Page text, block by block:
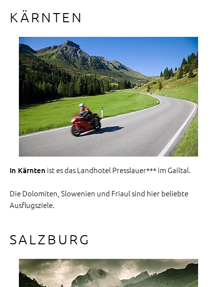
KÄRNTEN
In Kärnten ist es das Landhotel Presslauer*** im Gailtal.
Die Dolomiten, Slowenien und Friaul sind hier beliebte
Ausflugsziele.
SALZBURG